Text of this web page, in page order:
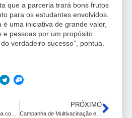
que a parceria trará bons frutos
para os estudantes envolvidos.
é uma iniciativa de grande valor,
e pessoas por um propósito
verdadeiro sucesso”, pontua.
PRÓXIMO
Campanha de Multivacinação em João Pessoa segue até o dia 14 de outubro